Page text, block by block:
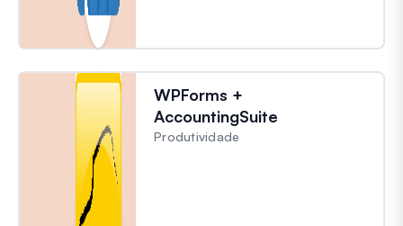
WPForms +
AccountingSuite
Produtividade